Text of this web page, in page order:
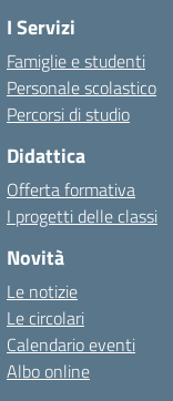
I Servizi
Famiglie e studenti
Personale scolastico
Percorsi di studio
Didattica
Offerta formativa
I progetti delle classi
Novità
Le notizie
Le circolari
Calendario eventi
Albo online